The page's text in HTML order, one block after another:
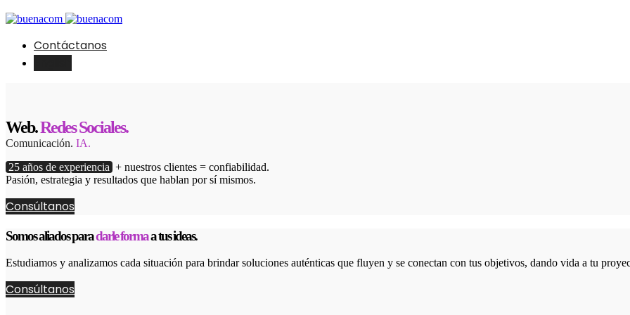
Contáctanos
Web.Redes Sociales.
Comunicación. IA.
25 años de experiencia + nuestros clientes = confiabilidad.
Pasión, estrategia y resultados que hablan por sí mismos.
Consúltanos
Somos aliados paradarle formaa tus ideas.
Estudiamos y analizamos cada situación para brindar soluciones auténticas que fluyen y se conectan con tus objetivos, dando vida a tu
Consúltanos